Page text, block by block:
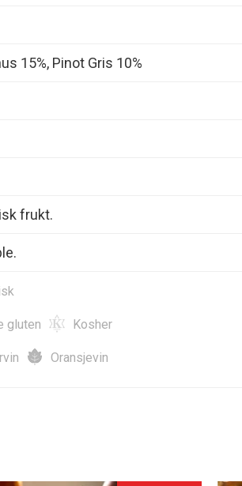
15%, Pinot Gris 10%
frukt.
gluten Kosher
Oransjevin